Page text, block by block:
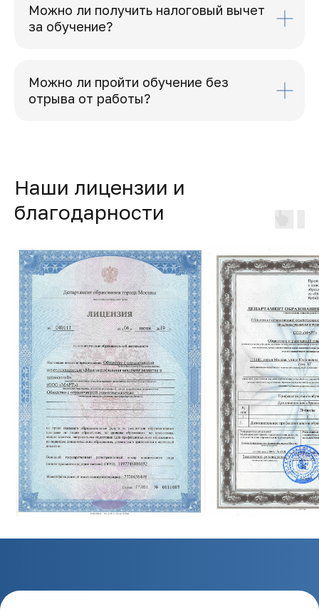
Можно ли получить налоговый вычет
за обучение?
Можно ли пройти обучение без
отрыва от работы?
Наши лицензии и
благодарности